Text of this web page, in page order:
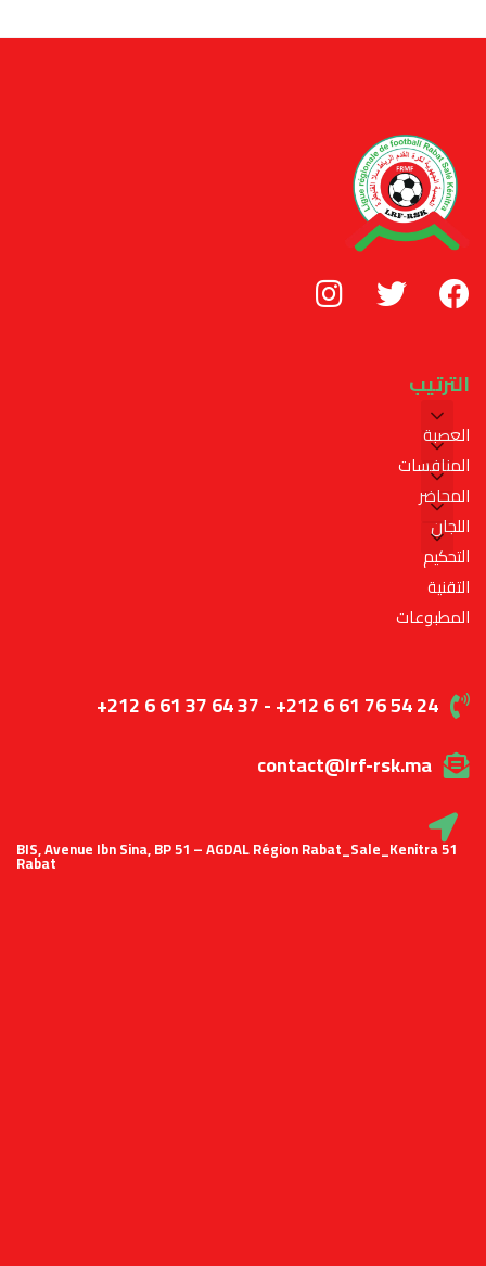
الترتيب
العصبة
المنافسات
المحاضر
اللجان
التحكيم
التقنية
المطبوعات
+212 6 61 37 64 37 - +212 6 61 76 54 24
contact@lrf-rsk.ma
51 BIS, Avenue Ibn Sina, BP 51 – AGDAL Région Rabat_Sale_Kenitra
Rabat